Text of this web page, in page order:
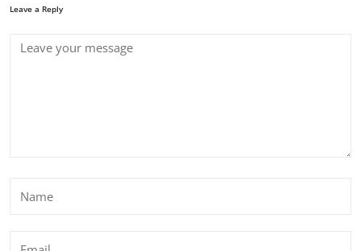
Leave a Reply